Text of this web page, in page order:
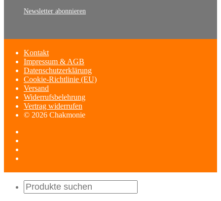
Newsletter abonnieren
Kontakt
Impressum & AGB
Datenschutzerklärung
Cookie-Richtlinie (EU)
Versand
Widerrufsbelehrung
Vertrag widerrufen
© 2026 Chakmonie